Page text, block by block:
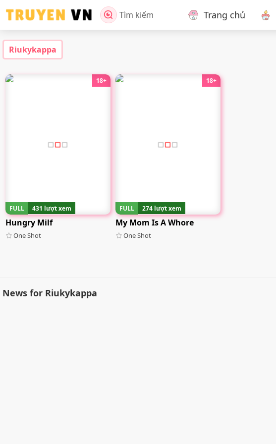
Tìm kiếm Trang chủ
Riukykappa
18+
FULL 431 lượt xem
Hungry Milf
One Shot
18+
FULL 274 lượt xem
My Mom Is A Whore
One Shot
News for Riukykappa